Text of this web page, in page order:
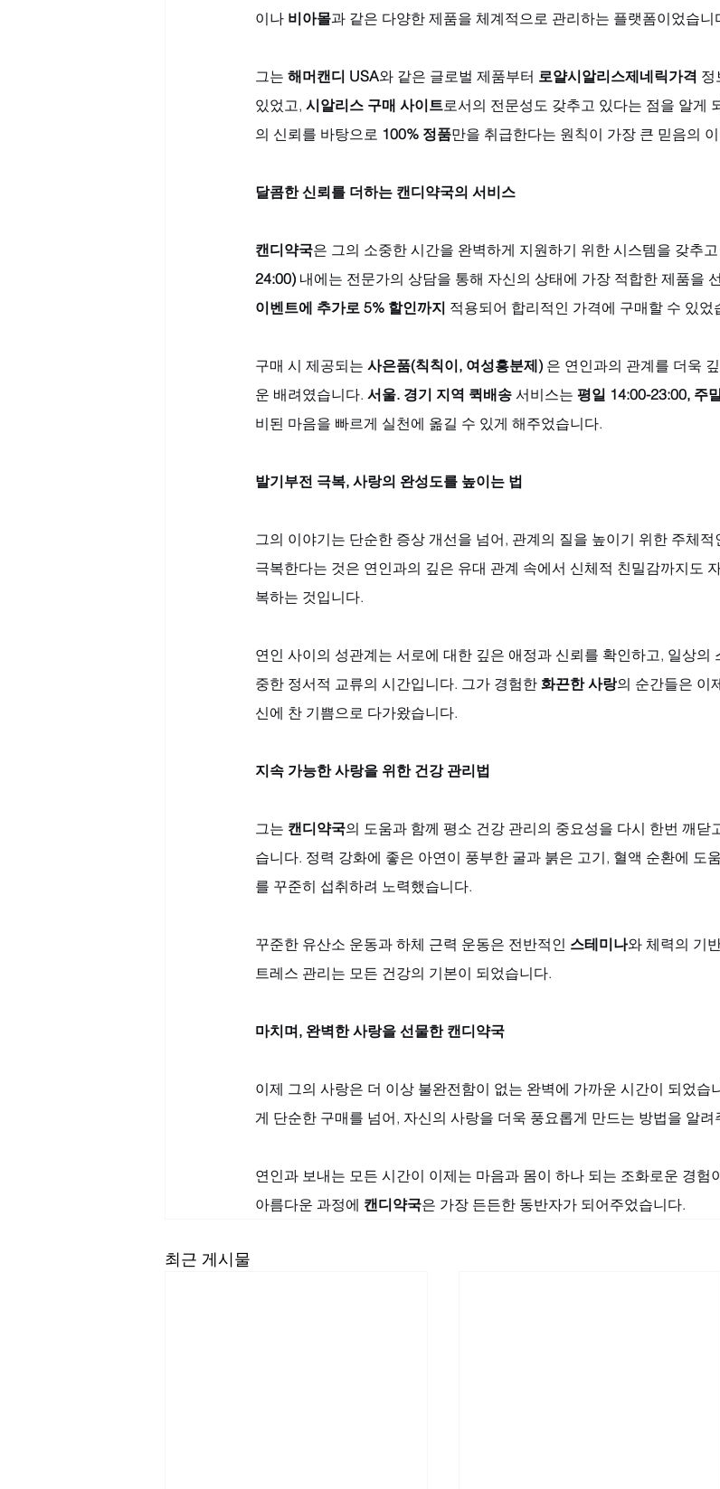
이나 비아몰과 같은 다양한 제품을 체계적으로 관리하는 플랫폼이었습니
그는 해머캔디 USA와 같은 글로벌 제품부터 로얄시알리스제네릭가격 정
있었고, 시알리스 구매 사이트로서의 전문성도 갖추고 있다는 점을 알게
의 신뢰를 바탕으로 100% 정품만을 취급한다는 원칙이 가장 큰 믿음의
달콤한 신뢰를 더하는 캔디약국의 서비스
캔디약국은 그의 소중한 시간을 완벽하게 지원하기 위한 시스템을 갖추
24:00) 내에는 전문가의 상담을 통해 자신의 상태에 가장 적합한 제품을
이벤트에 추가로 5% 할인까지 적용되어 합리적인 가격에 구매할 수 있었
구매 시 제공되는 사은품(칙칙이, 여성흥분제) 은 연인과의 관계를 더욱
운 배려였습니다. 서울. 경기 지역 퀵배송 서비스는 평일 14:00-23:00, 주
비된 마음을 빠르게 실천에 옮길 수 있게 해주었습니다.
발기부전 극복, 사랑의 완성도를 높이는 법
그의 이야기는 단순한 증상 개선을 넘어, 관계의 질을 높이기 위한 주체
극복한다는 것은 연인과의 깊은 유대 관계 속에서 신체적 친밀감까지도
복하는 것입니다.
연인 사이의 성관계는 서로에 대한 깊은 애정과 신뢰를 확인하고, 일상의
중한 정서적 교류의 시간입니다. 그가 경험한 화끈한 사랑의 순간들은 이
신에 찬 기쁨으로 다가왔습니다.
지속 가능한 사랑을 위한 건강 관리법
그는 캔디약국의 도움과 함께 평소 건강 관리의 중요성을 다시 한번 깨닫
습니다. 정력 강화에 좋은 아연이 풍부한 굴과 붉은 고기, 혈액 순환에 도
를 꾸준히 섭취하려 노력했습니다.
꾸준한 유산소 운동과 하체 근력 운동은 전반적인 스테미나와 체력의 기
트레스 관리는 모든 건강의 기본이 되었습니다.
마치며, 완벽한 사랑을 선물한 캔디약국
이제 그의 사랑은 더 이상 불완전함이 없는 완벽에 가까운 시간이 되었습
게 단순한 구매를 넘어, 자신의 사랑을 더욱 풍요롭게 만드는 방법을 알려
연인과 보내는 모든 시간이 이제는 마음과 몸이 하나 되는 조화로운 경험
아름다운 과정에 캔디약국은 가장 든든한 동반자가 되어주었습니다.
최근 게시물